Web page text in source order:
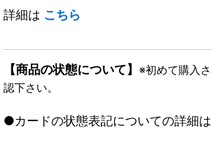
詳細は こちら
【商品の状態について】 ※初めて購入
認下さい。
●カードの状態表記についての詳細は